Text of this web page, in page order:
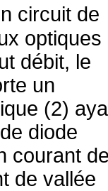
circuit de
optiques
débit, le
un
(2)
diode
courant
de vallée